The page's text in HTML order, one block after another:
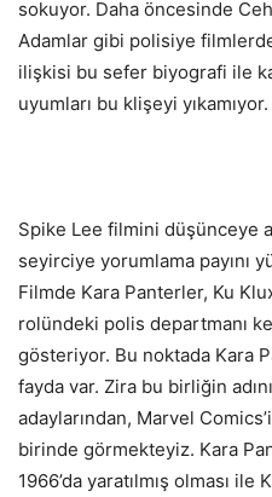
sokuyor. Daha öncesinde
Adamlar gibi polisiye
ilişkisi bu sefer biyografi ile
uyumları bu klişeyi yıkamıyor.
Spike Lee filmini düşünceye
seyirciye yorumlama payını
Filmde Kara Panterler, Ku
rolündeki polis departmanı
gösteriyor. Bu noktada Kara
fayda var. Zira bu birliğin
adaylarından, Marvel
birinde görmekteyiz. Kara
1966’da yaratılmış olması ile